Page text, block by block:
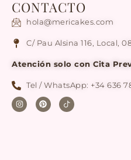
CONTACTO
hola@mericakes.com
C/ Pau Alsina 116, Local,
Atención solo con Cita
Tel / WhatsApp: +34 636